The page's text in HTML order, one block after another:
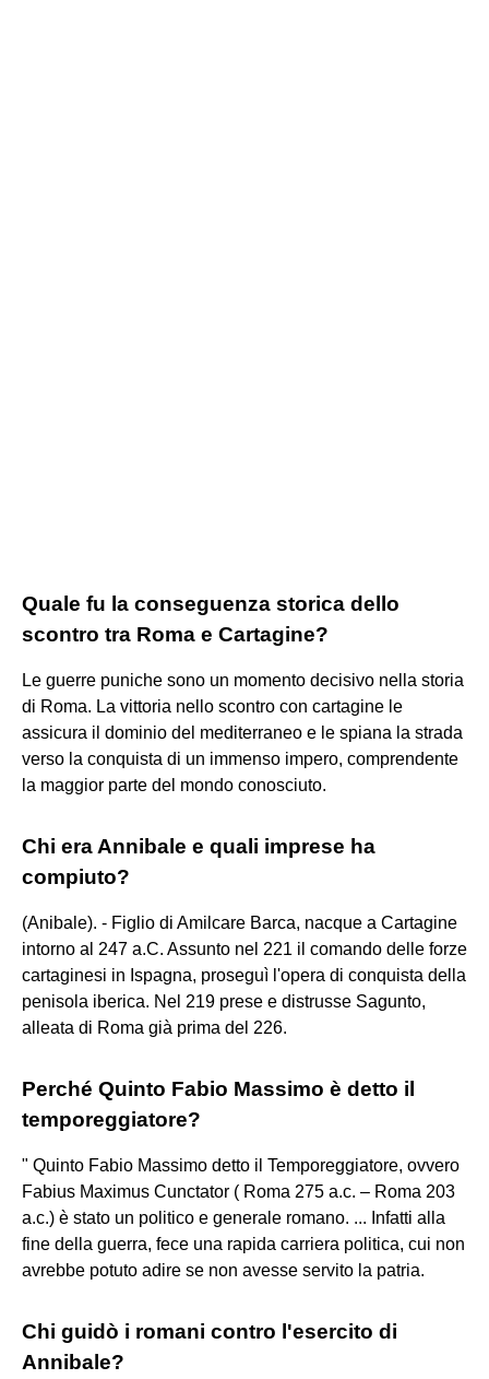
Quale fu la conseguenza storica dello
scontro tra Roma e Cartagine?
Le guerre puniche sono un momento decisivo nella storia
di Roma. La vittoria nello scontro con cartagine le
assicura il dominio del mediterraneo e le spiana la strada
verso la conquista di un immenso impero, comprendente
la maggior parte del mondo conosciuto.
Chi era Annibale e quali imprese ha
compiuto?
(Anibale). - Figlio di Amilcare Barca, nacque a Cartagine
intorno al 247 a.C. Assunto nel 221 il comando delle forze
cartaginesi in Ispagna, proseguì l'opera di conquista della
penisola iberica. Nel 219 prese e distrusse Sagunto,
alleata di Roma già prima del 226.
Perché Quinto Fabio Massimo è detto il
temporeggiatore?
" Quinto Fabio Massimo detto il Temporeggiatore, ovvero
Fabius Maximus Cunctator ( Roma 275 a.c. – Roma 203
a.c.) è stato un politico e generale romano. ... Infatti alla
fine della guerra, fece una rapida carriera politica, cui non
avrebbe potuto adire se non avesse servito la patria.
Chi guidò i romani contro l'esercito di
Annibale?